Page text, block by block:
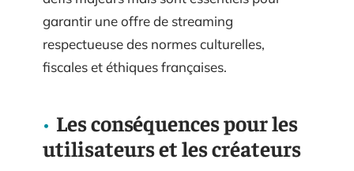
garantir une offre de streaming
respectueuse des normes culturelles,
fiscales et éthiques françaises.
Les conséquences pour les
utilisateurs et les créateurs